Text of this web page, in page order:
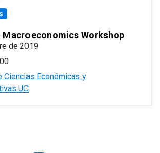
Macroeconomics Workshop
de 2019
Ciencias Económicas y
UC